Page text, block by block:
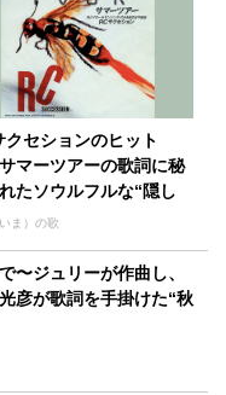
クセションのヒット
マーツアーの歌詞に秘
たソウルフルな“隠し
は！？
ま）の歌
〜ジュリーが作曲し、
彦が歌詞を手掛けた“秋